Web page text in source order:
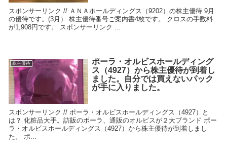
スポンサーリンク // ＡＮＡホールディングス（9202）の株主優待 9月
の優待です。(3月） 株主優待番号ご案内書4枚です。 クロスの手数料
が1,908円です。 スポンサーリンク ...
株主優待
ポーラ・オルビスホールディング
ス（4927）から株主優待が到着し
ました。自分では買えないパック
が手に入りました。
スポンサーリンク // ポーラ・オルビスホールディングス（4927）と
は？ 化粧品大手。訪販のポーラ、通販のオルビスが２大ブランド ポー
ラ・オルビスホールディングス（4927）から株主優待が到着しまし
た。 ポ...